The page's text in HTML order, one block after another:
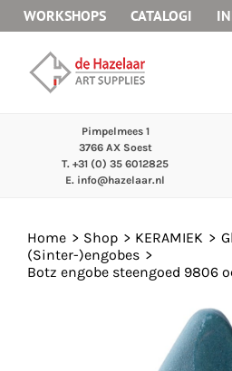
naar
inhoud
WORKSHOPS CATALOGI
Pimpelmees 1
3766 AX Soest
T. +31 (0) 35 6012825
E. info@hazelaar.nl
Home Shop KERAMIEK
(Sinter-)engobes
Botz engobe steengoed 9806